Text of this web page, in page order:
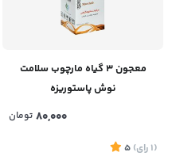
معجون 3 گیاه مارچوب سلامت
نوش پاستوریزه
80,000 تومان
(1 رای)
5